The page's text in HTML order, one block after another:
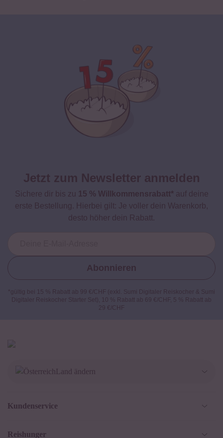
Jetzt zum Newsletter anmelden
Sichere dir bis zu 15 % Willkommensrabatt*auf deine
erste Bestellung. Hierbei gilt: Je voller dein Warenkorb,
desto höher dein Rabatt.
Abonnieren
*gültig bei 15 % Rabatt ab 99 €/CHF (exkl. Sumi Digitaler Reiskocher & Sumi
Digitaler Reiskocher Starter Set), 10 % Rabatt ab 69 €/CHF, 5 % Rabatt ab
29 €/CHF
Land ändern
Kundenservice
Help Center und FAQ
Reishunger